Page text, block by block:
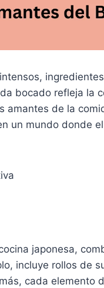
bocado refleja la
amantes de la
un mundo donde
japonesa,
incluye rollos de
cada elemento